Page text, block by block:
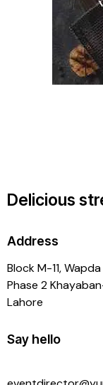
Delicious
Address
Block M-11,
Phase 2
Lahore
Say hello